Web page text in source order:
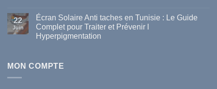
disponibles
en
Tunisie
sur
La
vague
de
comment
22
Juin
Écran Solaire Anti taches en Tunisie : Le Guide
Complet pour Traiter et Prévenir l
Hyperpigmentation
Écran
Solaire
MON COMPTE